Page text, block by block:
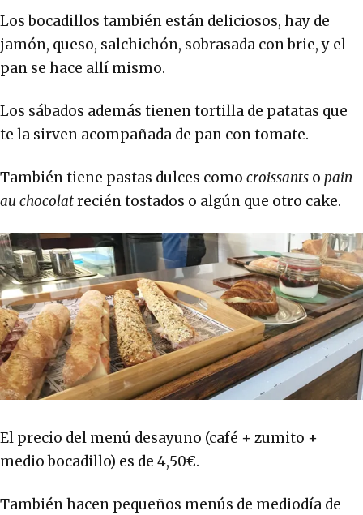
Los bocadillos también están deliciosos, hay de
jamón, queso, salchichón, sobrasada con brie, y el
pan se hace allí mismo.
Los sábados además tienen tortilla de patatas que
te la sirven acompañada de pan con tomate.
También tiene pastas dulces como croissants o pain
au chocolatrecién tostados o algún que otro cake.
El precio del menú desayuno (café + zumito +
medio bocadillo) es de 4,50€.
También hacen pequeños menús de mediodía de